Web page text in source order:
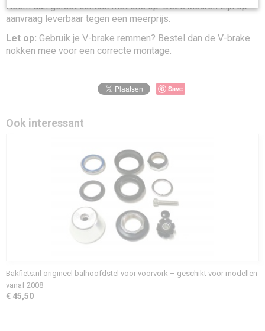
Neem dan gerust contact met ons op. Deze kleuren zijn op
aanvraag leverbaar tegen een meerprijs.
Let op: Gebruik je V-brake remmen? Bestel dan de V-brake
nokken mee voor een correcte montage.
Save
Ook interessant
Bakfiets.nl origineel balhoofdstel voor voorvork – geschikt voor modellen
vanaf 2008
€ 45,50